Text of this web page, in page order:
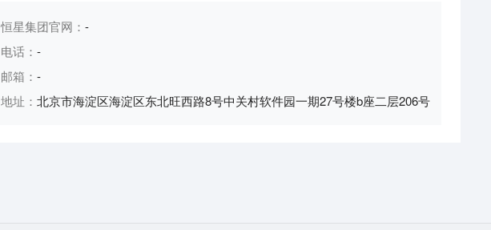
恒星集团官网： -
电话： -
邮箱： -
地址： 北京市海淀区海淀区东北旺西路8号中关村软件园一期27号楼b座二层206号